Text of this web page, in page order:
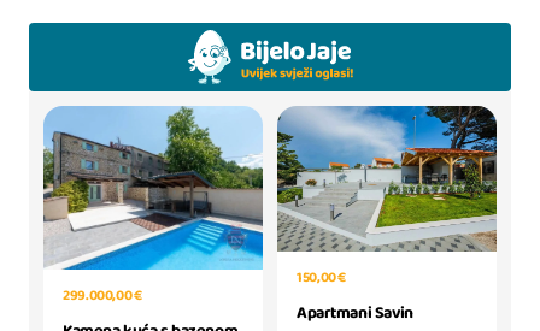
299.000,00 €
150,00 €
Apartmani Savin